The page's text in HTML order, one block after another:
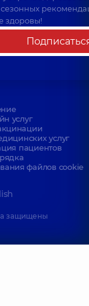
здоровы!
услуг
услуг
пациентов
файлов cookie
защищены